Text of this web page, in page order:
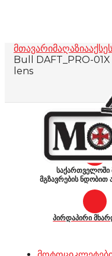
მთავარიმაღაზია
Bull DAFT_PRO-
lens
საქართველოში
მგზავრების ნდობით
პირდაპირი